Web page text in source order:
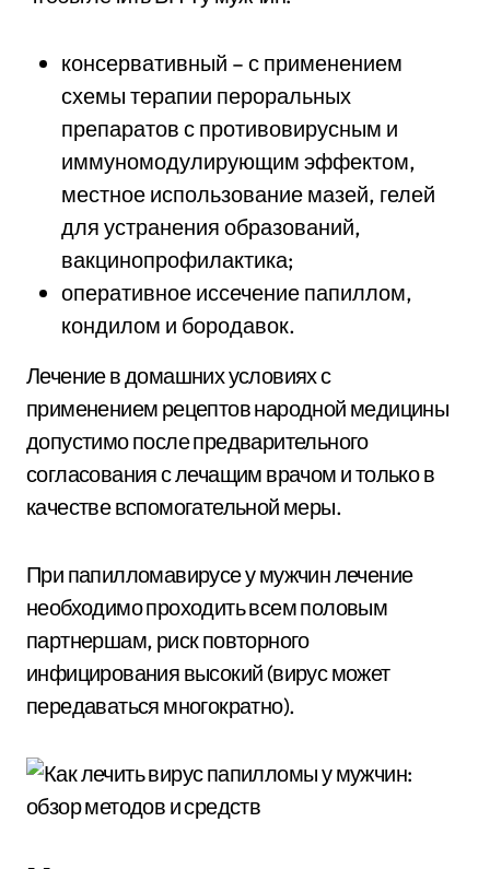
консервативный – с применением
схемы терапии пероральных
препаратов с противовирусным и
иммуномодулирующим эффектом,
местное использование мазей, гелей
для устранения образований,
вакцинопрофилактика;
оперативное иссечение папиллом,
кондилом и бородавок.
Лечение в домашних условиях с
применением рецептов народной медицины
допустимо после предварительного
согласования с лечащим врачом и только в
качестве вспомогательной меры.
При папилломавирусе у мужчин лечение
необходимо проходить всем половым
партнершам, риск повторного
инфицирования высокий (вирус может
передаваться многократно).